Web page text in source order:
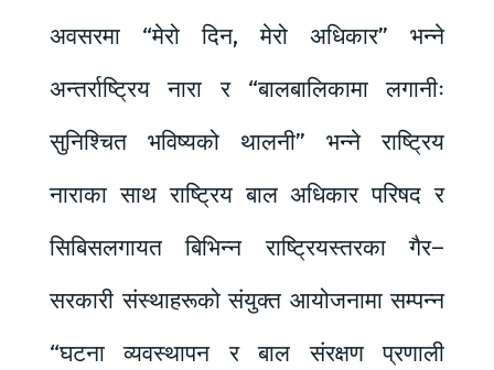
अवसरमा “मेरो दिन, मेरो अधिकार” भन्ने
अन्तर्राष्ट्रिय नारा र “बालबालिकामा लगानीः
सुनिश्चित भविष्यको थालनी” भन्ने राष्ट्रिय
नाराका साथ राष्ट्रिय बाल अधिकार परिषद र
सिबिसलगायत बिभिन्न राष्ट्रियस्तरका गैर–
सरकारी संस्थाहरूको संयुक्त आयोजनामा सम्पन्न
“घटना व्यवस्थापन र बाल संरक्षण प्रणाली